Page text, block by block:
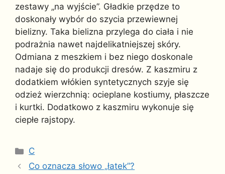
zestawy „na wyjście”. Gładkie przędze to
doskonały wybór do szycia przewiewnej
bielizny. Taka bielizna przylega do ciała i nie
podrażnia nawet najdelikatniejszej skóry.
Odmiana z meszkiem i bez niego doskonale
nadaje się do produkcji dresów. Z kaszmiru z
dodatkiem włókien syntetycznych szyje się
odzież wierzchnią: ocieplane kostiumy, płaszcze
i kurtki. Dodatkowo z kaszmiru wykonuje się
ciepłe rajstopy.
Kategorie
C
Co oznacza słowo „łatek”?